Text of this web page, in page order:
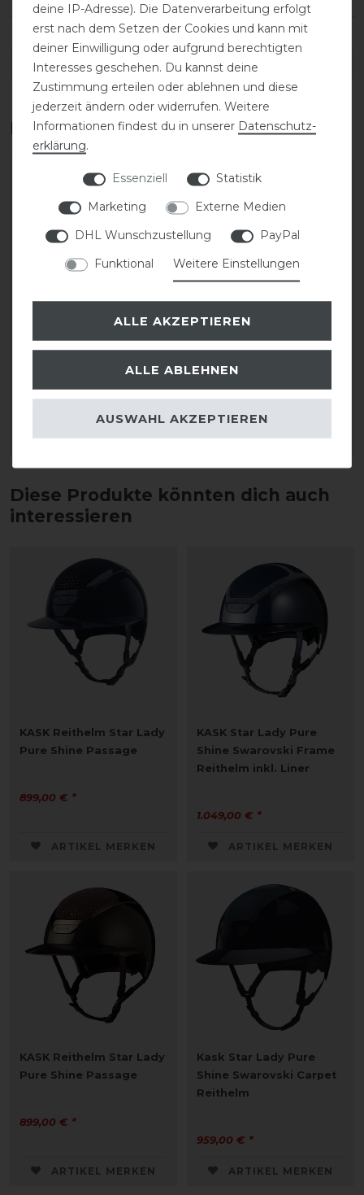
DETAILS ZUR PRODUKTSICHERHEIT
Das perfekte Zubehör für dich
KASK Helmrucksack
35,00 € *
ARTIKEL MERKEN
KASK Grooms 26L
ARTIKEL MERKEN
Diese Produkte könnten dich auch
interessieren
KASK Reithelm Star Lady
Pure Shine Passage
899,00 € *
ARTIKEL MERKEN
KASK Star Lady Pure
Shine Swarovski Frame
Reithelm inkl. Liner
1.049,00 € *
ARTIKEL MERKEN
KASK Reithelm Star Lady
Pure Shine Passage
899,00 € *
ARTIKEL MERKEN
Kask Star Lady Pure
Shine Swarovski Carpet
Reithelm
959,00 € *
ARTIKEL MERKEN
deine IP-Adresse). Die Datenverarbeitung erfolgt
erst nach dem Setzen der Cookies und kann mit
deiner Einwilligung oder aufgrund berechtigten
Interesses geschehen. Du kannst deine
Zustimmung erteilen oder ablehnen und diese
jederzeit ändern oder widerrufen. Weitere
Informationen findest du in unserer Daten­schutz­
erklärung.
Essenziell
Statistik
Marketing
Externe Medien
DHL Wunschzustellung
PayPal
Funktional
Weitere Einstellungen
ALLE AKZEPTIEREN
ALLE ABLEHNEN
AUSWAHL AKZEPTIEREN